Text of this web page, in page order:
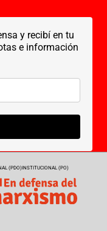
y recibí en tu
e información
(PDO)INSTITUCIONAL (PO)